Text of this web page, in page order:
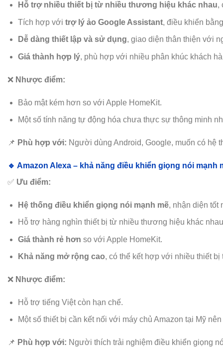
Hỗ trợ nhiều thiết bị từ nhiều thương hiệu khác nhau,
Tích hợp với trợ lý ảo Google Assistant, điều khiển
Dễ dàng thiết lập và sử dụng, giao diện thân thiện với
Giá thành hợp lý, phù hợp với nhiều phân khúc khách
❌ Nhược điểm:
Bảo mật kém hơn so với Apple HomeKit.
Một số tính năng tự động hóa chưa thực sự thông minh
📌 Phù hợp với: Người dùng Android, Google, muốn có hệ
🔹 Amazon Alexa – khả năng điều khiển giọng nói mạnh
✅ Ưu điểm:
Hệ thống điều khiển giọng nói mạnh mẽ, nhận diện tốt
Hỗ trợ hàng nghìn thiết bị từ nhiều thương hiệu khác
Giá thành rẻ hơn so với Apple HomeKit.
Khả năng mở rộng cao, có thể kết hợp với nhiều thiết bị
❌ Nhược điểm:
Hỗ trợ tiếng Việt còn hạn chế.
Một số thiết bị cần kết nối với máy chủ Amazon tại Mỹ
📌 Phù hợp với: Người thích trải nghiệm điều khiển giọng